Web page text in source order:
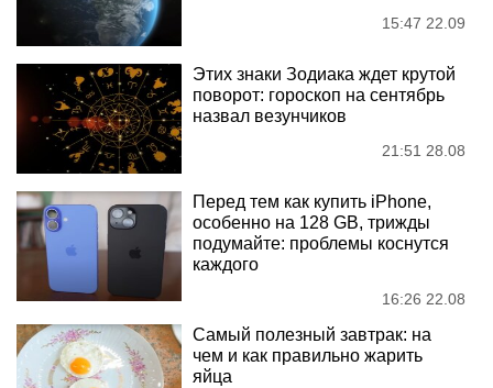
15:47 22.09
Этих знаки Зодиака ждет крутой
поворот: гороскоп на сентябрь
назвал везунчиков
21:51 28.08
Перед тем как купить iPhone,
особенно на 128 GB, трижды
подумайте: проблемы коснутся
каждого
16:26 22.08
Самый полезный завтрак: на
чем и как правильно жарить
яйца